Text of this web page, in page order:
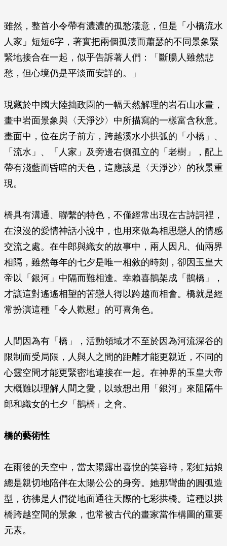
雖然，整首小令帶有濃濃的孤愁淒意，但是「小橋流水
人家」短短6字，著實把兩個孤淒而蕭瑟的不同景象緊
緊地接合在一起，似乎告訴著人們：「斷腸人雖然悲
愁，但心境仍是平淡而安詳的。」
現藏於中國大陸拙政園的一幅天然解理的岩石山水畫，
畫中岩面景象與〈天淨沙〉中所描寫的一樣富含秋意。
畫面中，位在房子前方，跨越溪水小拱弧的「小橋」、
「流水」、「人家」及旁邊右側孤立的「老樹」，配上
帶有淺藍而昏暗的天色，這應該是〈天淨沙〉的秋景重
現。
橋具有溝通、聯繫的特色，不僅經常出現在古詩詞裡，
在浪漫的愛情神話小說中，也用來做為相思戀人的情感
交流之處。在牛郎與織女的故事中，兩人因凡、仙兩界
相隔，雖然每年的七夕是唯一相敘的時刻，卻因玉皇大
帝以「銀河」中隔而難相逢。幸賴喜鵲架成「鵲橋」，
才讓這對遙遙相望的苦戀人得以跨越而相會。橋就是經
常扮演這種「令人歡慰」的可喜角色。
人間因為有「橋」，活動領域才不至於因為河流深谷的
限制而受局限，人與人之間的距離才能更親近，不同的
心靈空間才能更緊密地連接在一起。在神界的玉皇大帝
大概難以理解人間之愛，以致想出用「銀河」來阻隔牛
郎和織女的七夕「鵲橋」之會。
橋的藝術性
在雨後的天空中，當太陽露出喜悅的笑容時，彩虹姑娘
總是親切地陪伴在太陽公公的身旁。她那彎曲的圓弧造
型，彷彿是人們從地面通往天際的七彩拱橋。這種以拱
橋跨越空間的景象，也常被古代的畫家當作構圖的重要
元素。